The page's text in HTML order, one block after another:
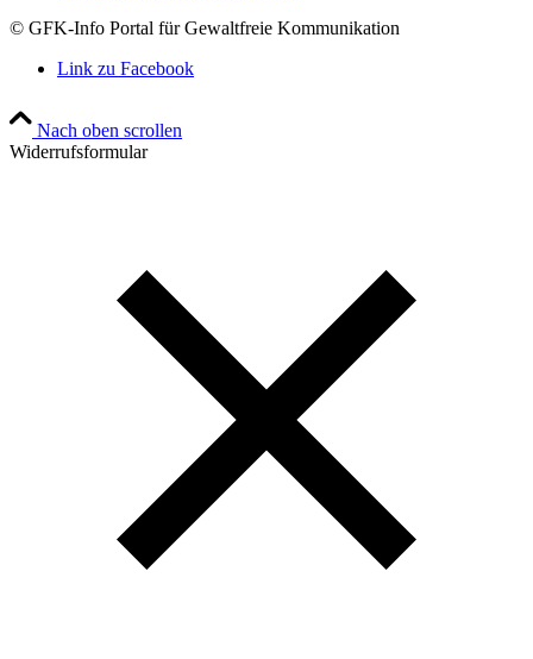
© GFK-Info Portal für Gewaltfreie Kommunikation
Link zu Facebook
Nach oben scrollen
Widerrufsformular